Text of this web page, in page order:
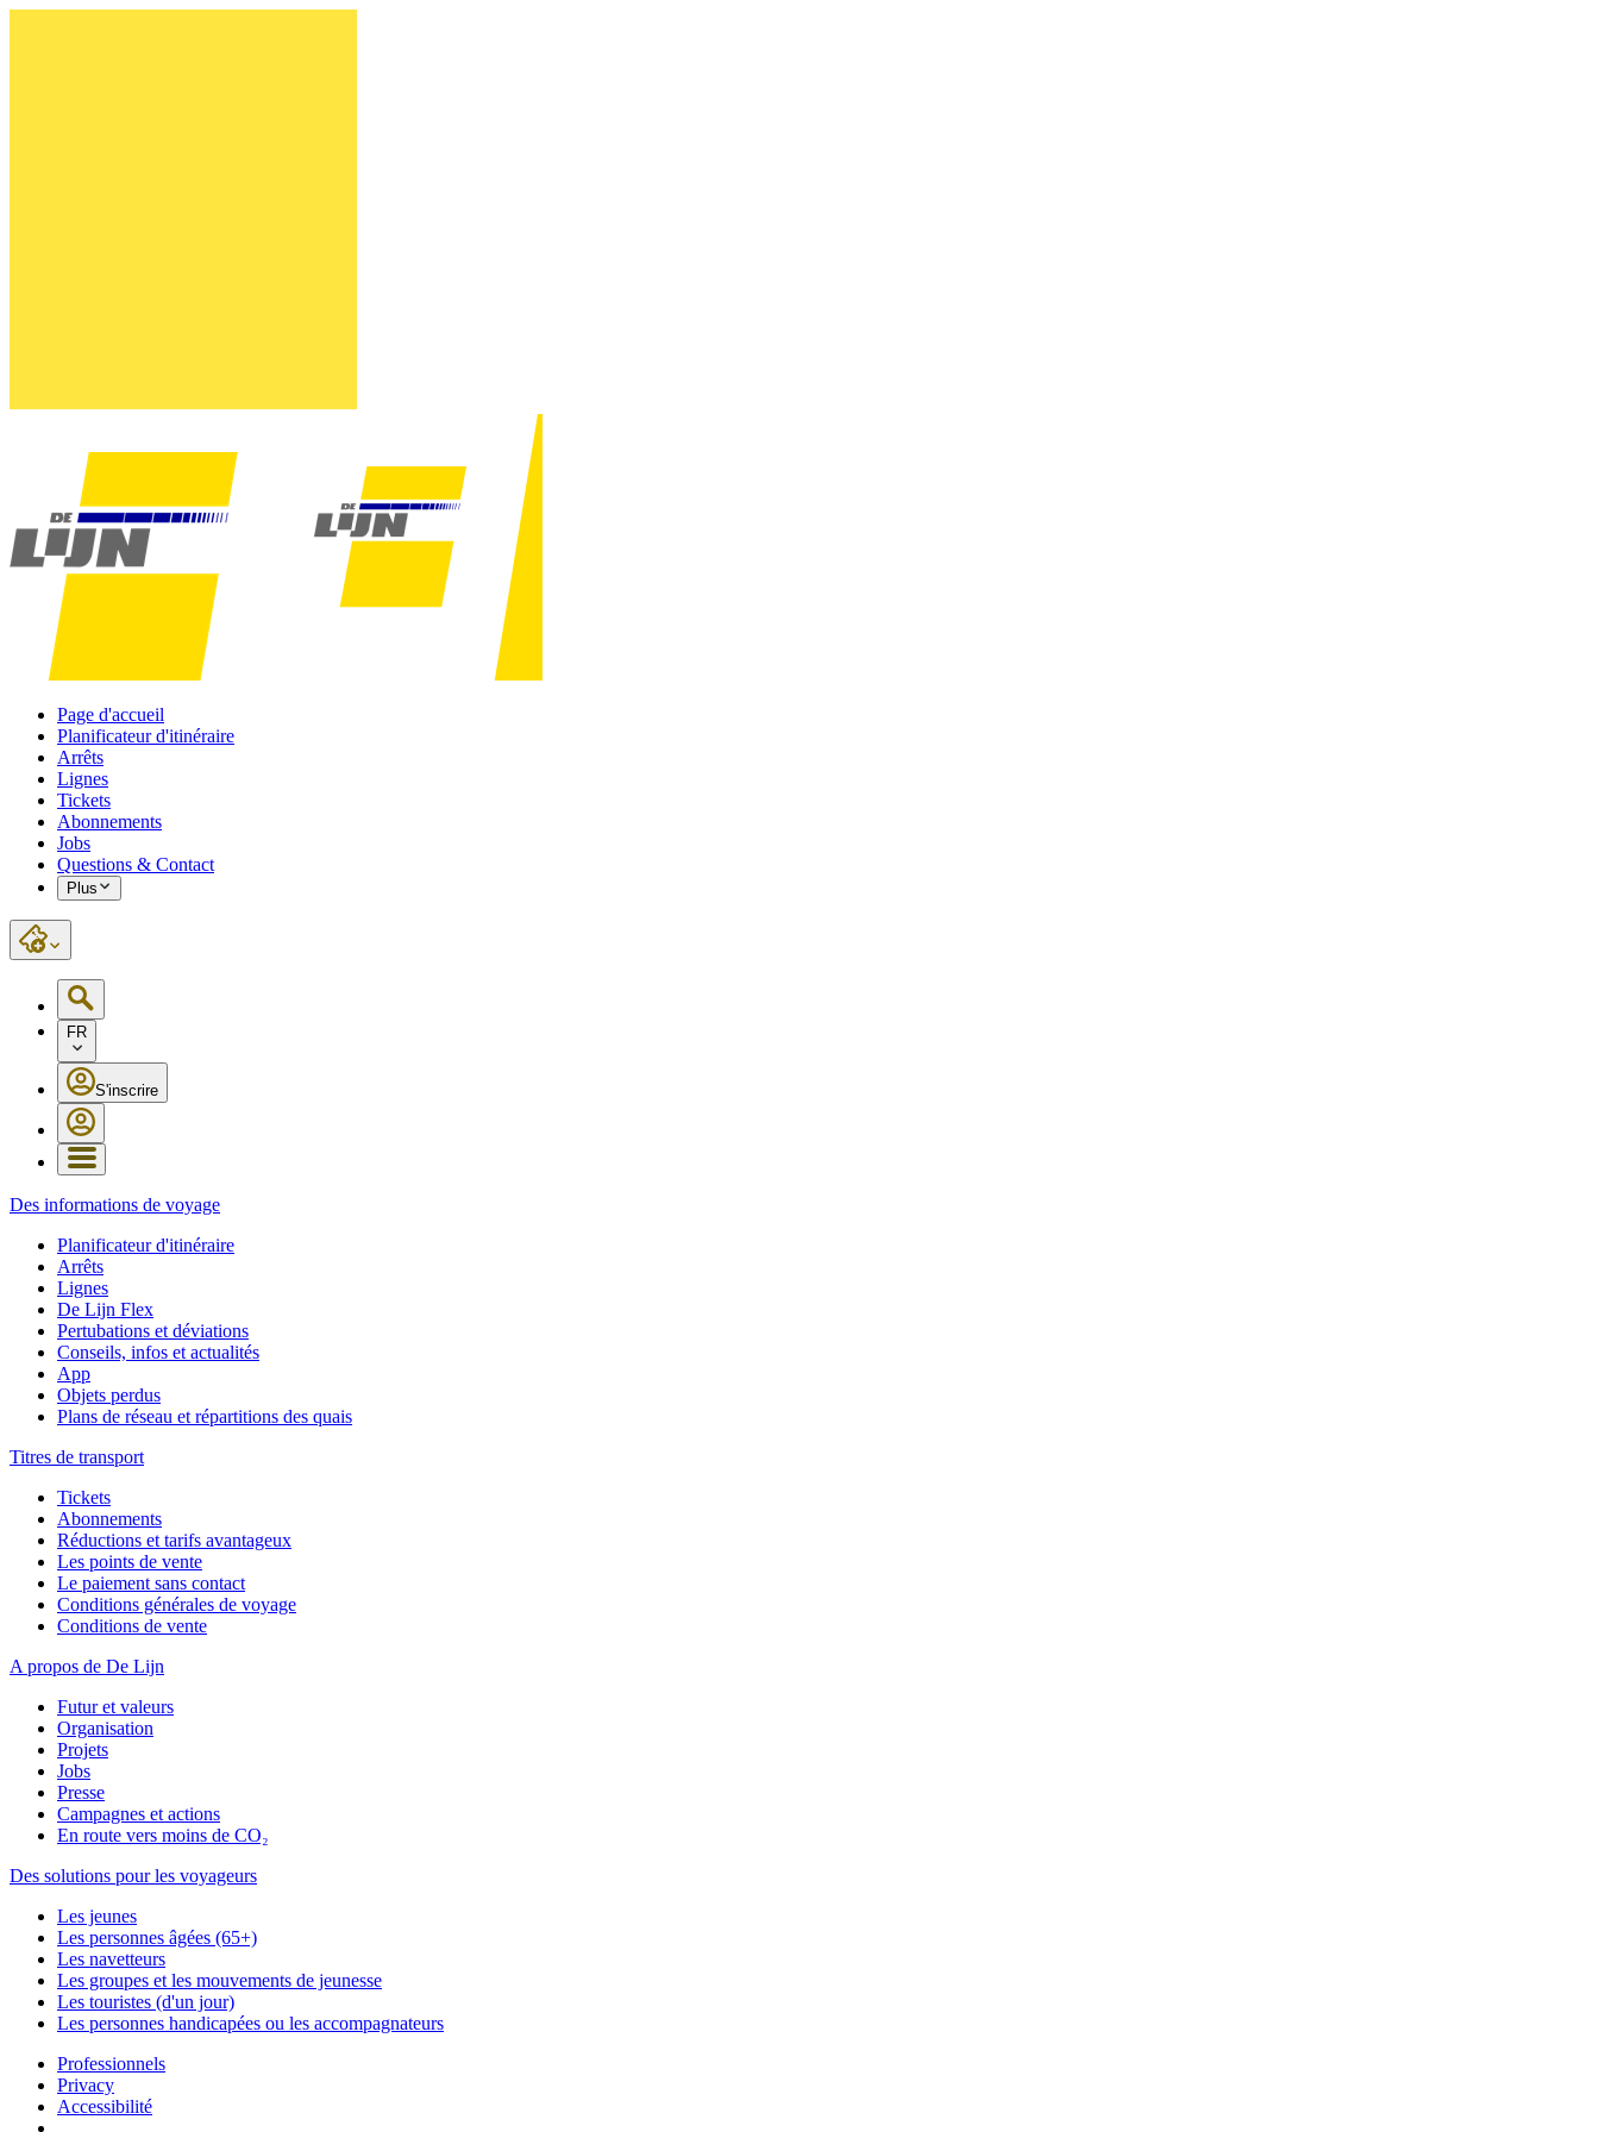
Page d'accueil
Planificateur d'itinéraire
Arrêts
Lignes
Tickets
Abonnements
Jobs
Questions & Contact
Plus
FR
S'inscrire
Des informations de voyage
Planificateur d'itinéraire
Arrêts
Lignes
De Lijn Flex
Pertubations et déviations
Conseils, infos et actualités
App
Objets perdus
Plans de réseau et répartitions des quais
Titres de transport
Tickets
Abonnements
Réductions et tarifs avantageux
Les points de vente
Le paiement sans contact
Conditions générales de voyage
Conditions de vente
A propos de De Lijn
Futur et valeurs
Organisation
Projets
Jobs
Presse
Campagnes et actions
En route vers moins de CO₂
Des solutions pour les voyageurs
Les jeunes
Les personnes âgées (65+)
Les navetteurs
Les groupes et les mouvements de jeunesse
Les touristes (d'un jour)
Les personnes handicapées ou les accompagnateurs
Professionnels
Privacy
Accessibilité